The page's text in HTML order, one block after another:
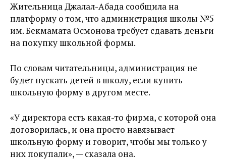
Жительница Джалал-Абада сообщила на
платформу о том, что администрация школы №5
им. Бекмамата Осмонова требует сдавать деньги
на покупку школьной формы.
По словам читательницы, администрация не
будет пускать детей в школу, если купить
школьную форму в другом месте.
«У директора есть какая-то фирма, с которой она
договорилась, и она просто навязывает
школьную форму и говорит, чтобы мы только у
них покупали», — сказала она.